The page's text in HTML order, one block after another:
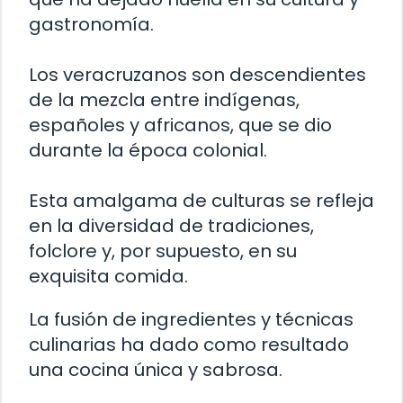
gastronomía.
Los veracruzanos son descendientes
de la mezcla entre indígenas,
españoles y africanos, que se dio
durante la época colonial.
Esta amalgama de culturas se refleja
en la diversidad de tradiciones,
folclore y, por supuesto, en su
exquisita comida.
La fusión de ingredientes y técnicas
culinarias ha dado como resultado
una cocina única y sabrosa.